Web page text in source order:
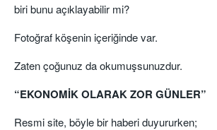
biri bunu açıklayabilir mi?
Fotoğraf köşenin içeriğinde var.
Zaten çoğunuz da okumuşsunuzdur.
“EKONOMİK OLARAK ZOR GÜNLER”
Resmi site, böyle bir haberi duyururken;